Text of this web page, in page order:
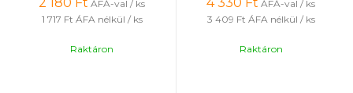
ÁFÁ-val / ks
1 717 Ft ÁFA nélkül / ks
Raktáron
ÁFÁ-val / ks
3 409 Ft ÁFA nélkül / ks
Raktáron